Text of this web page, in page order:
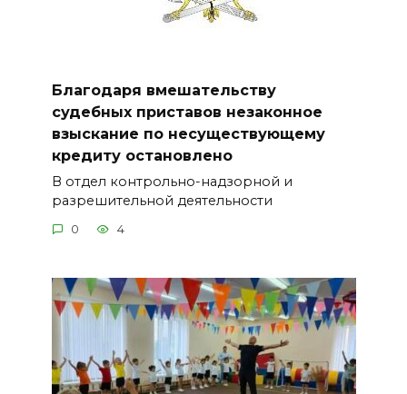
Благодаря вмешательству
судебных приставов незаконное
взыскание по несуществующему
кредиту остановлено
В отдел контрольно-надзорной и
разрешительной деятельности
0 4